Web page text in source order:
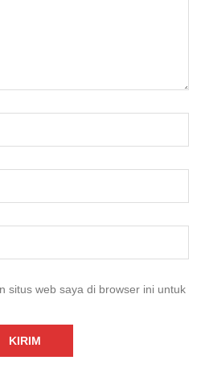
situs web saya di browser ini untuk